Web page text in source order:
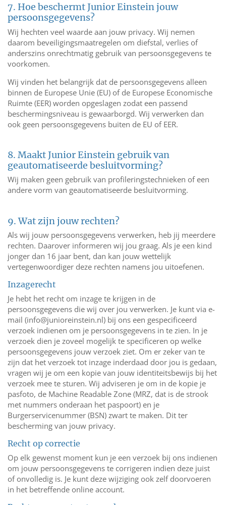
7. Hoe beschermt Junior Einstein jouw
persoonsgegevens?
Wij hechten veel waarde aan jouw privacy. Wij nemen
daarom beveiligingsmaatregelen om diefstal, verlies of
anderszins onrechtmatig gebruik van persoonsgegevens te
voorkomen.
Wij vinden het belangrijk dat de persoonsgegevens alleen
binnen de Europese Unie (EU) of de Europese Economische
Ruimte (EER) worden opgeslagen zodat een passend
beschermingsniveau is gewaarborgd. Wij verwerken dan
ook geen persoonsgegevens buiten de EU of EER.
8. Maakt Junior Einstein gebruik van
geautomatiseerde besluitvorming?
Wij maken geen gebruik van profileringstechnieken of een
andere vorm van geautomatiseerde besluitvorming.
9. Wat zijn jouw rechten?
Als wij jouw persoonsgegevens verwerken, heb jij meerdere
rechten. Daarover informeren wij jou graag. Als je een kind
jonger dan 16 jaar bent, dan kan jouw wettelijk
vertegenwoordiger deze rechten namens jou uitoefenen.
Inzagerecht
Je hebt het recht om inzage te krijgen in de
persoonsgegevens die wij over jou verwerken. Je kunt via e-
mail (info@junioreinstein.nl) bij ons een gespecificeerd
verzoek indienen om je persoonsgegevens in te zien. In je
verzoek dien je zoveel mogelijk te specificeren op welke
persoonsgegevens jouw verzoek ziet. Om er zeker van te
zijn dat het verzoek tot inzage inderdaad door jou is gedaan,
vragen wij je om een kopie van jouw identiteitsbewijs bij het
verzoek mee te sturen. Wij adviseren je om in de kopie je
pasfoto, de Machine Readable Zone (MRZ, dat is de strook
met nummers onderaan het paspoort) en je
Burgerservicenummer (BSN) zwart te maken. Dit ter
bescherming van jouw privacy.
Recht op correctie
Op elk gewenst moment kun je een verzoek bij ons indienen
om jouw persoonsgegevens te corrigeren indien deze juist
of onvolledig is. Je kunt deze wijziging ook zelf doorvoeren
in het betreffende online account.